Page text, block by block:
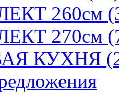
260см
270см
КУХНЯ